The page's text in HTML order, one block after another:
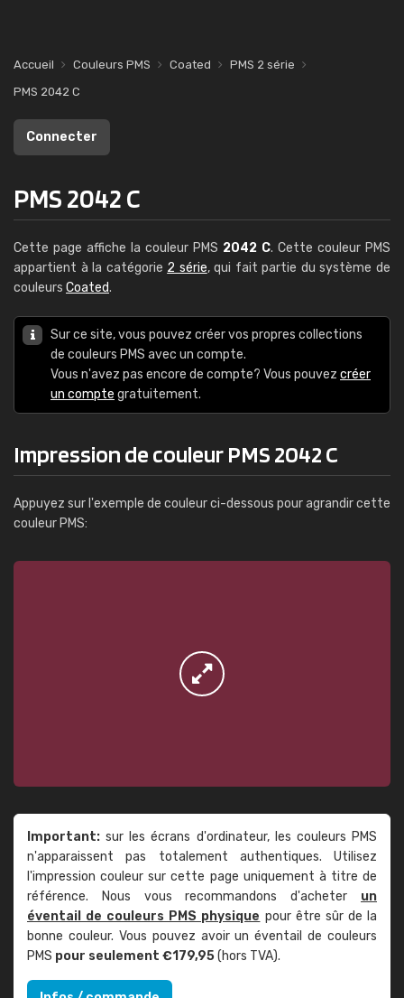
Accueil Couleurs PMS Coated
PMS 2 série
PMS 2042 C
Connecter
PMS 2042 C
Cette page affiche la couleur PMS 2042 C. Cette couleur PMS
appartient à la catégorie 2 série, qui fait partie du système de
couleurs Coated.
Sur ce site, vous pouvez créer vos propres collections
de couleurs PMS avec un compte.
Vous n'avez pas encore de compte? Vous pouvez créer
un compte gratuitement.
Impression de couleur PMS 2042 C
Appuyez sur l'exemple de couleur ci-dessous pour agrandir cette
couleur PMS:
Important: sur les écrans d'ordinateur, les couleurs PMS
n'apparaissent pas totalement authentiques. Utilisez
l'impression couleur sur cette page uniquement à titre de
référence. Nous vous recommandons d'acheter un
éventail de couleurs PMS physique pour être sûr de la
bonne couleur. Vous pouvez avoir un éventail de couleurs
PMS pour seulement €179,95(hors TVA).